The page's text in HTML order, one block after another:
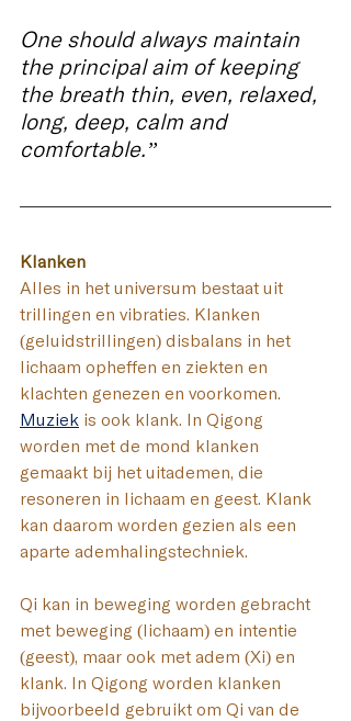
One should always maintain
the principal aim of keeping
the breath thin, even, relaxed,
long, deep, calm and
comfortable.”
Klanken
Alles in het universum bestaat uit
trillingen en vibraties. Klanken
(geluidstrillingen) disbalans in het
lichaam opheffen en ziekten en
klachten genezen en voorkomen.
Muziek is ook klank. In Qigong
worden met de mond klanken
gemaakt bij het uitademen, die
resoneren in lichaam en geest. Klank
kan daarom worden gezien als een
aparte ademhalingstechniek.
Qi kan in beweging worden gebracht
met beweging (lichaam) en intentie
(geest), maar ook met adem (Xi) en
klank. In Qigong worden klanken
bijvoorbeeld gebruikt om Qi van de